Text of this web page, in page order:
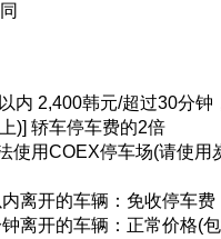
内 2,400韩元/超过30分
)] 轿车停车费的2倍
使用COEX停车场(请使用
离开的车辆：免收停车费
离开的车辆：正常价格(